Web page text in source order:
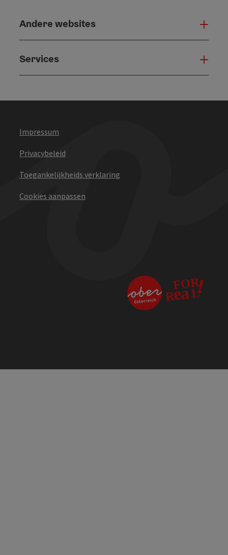
Andere websites
Services
Impressum
Privacybeleid
Toegankelijkheids verklaring
Cookies aanpassen